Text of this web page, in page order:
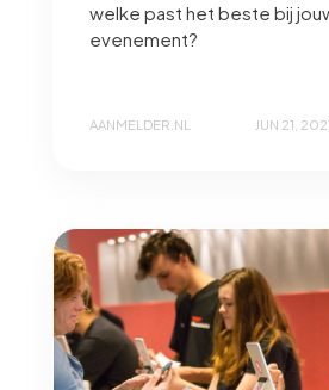
welke past het beste bij
evenement?
AANMELDER.NL JUN 21,